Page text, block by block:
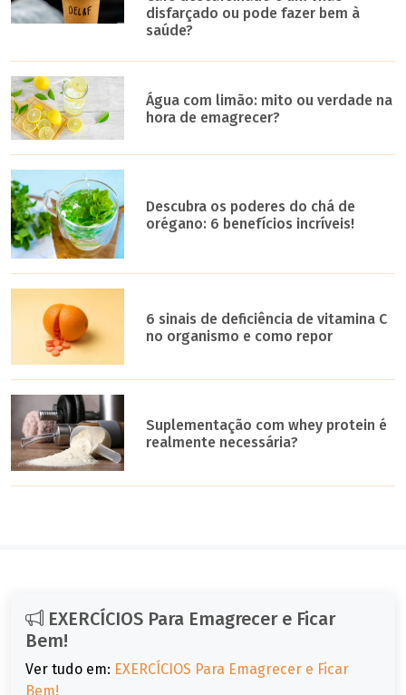
disfarçado ou pode fazer bem à
saúde?
Água com limão: mito ou verdade na
hora de emagrecer?
Descubra os poderes do chá de
orégano: 6 benefícios incríveis!
6 sinais de deficiência de vitamina C
no organismo e como repor
Suplementação com whey protein é
realmente necessária?
EXERCÍCIOS Para Emagrecer e Ficar
Bem!
Ver tudo em: EXERCÍCIOS Para Emagrecer e Ficar
Bem!